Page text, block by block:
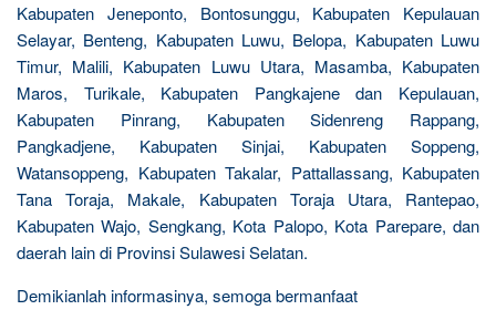
Kabupaten Jeneponto, Bontosunggu, Kabupaten Kepulauan
Selayar, Benteng, Kabupaten Luwu, Belopa, Kabupaten Luwu
Timur, Malili, Kabupaten Luwu Utara, Masamba, Kabupaten
Maros, Turikale, Kabupaten Pangkajene dan Kepulauan,
Kabupaten Pinrang, Kabupaten Sidenreng Rappang,
Pangkadjene, Kabupaten Sinjai, Kabupaten Soppeng,
Watansoppeng, Kabupaten Takalar, Pattallassang, Kabupaten
Tana Toraja, Makale, Kabupaten Toraja Utara, Rantepao,
Kabupaten Wajo, Sengkang, Kota Palopo, Kota Parepare, dan
daerah lain di Provinsi Sulawesi Selatan.
Demikianlah informasinya, semoga bermanfaat